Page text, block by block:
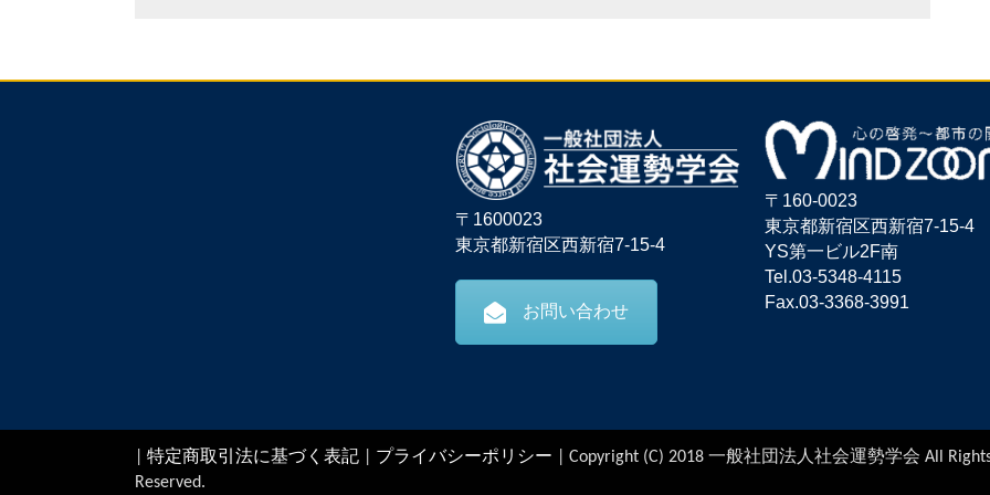
〒1600023
東京都新宿区西新宿7-15-4
お問い合わせ
〒160-0023
東京都新宿区西新宿7-15-4
YS第一ビル2F南
Tel.03-5348-4115
Fax.03-3368-3991
特定商取引法に基づく表記 プライバシーポリシー | Copyright (C) 2018 一般社団法人社会運勢学会 All
Reserved.